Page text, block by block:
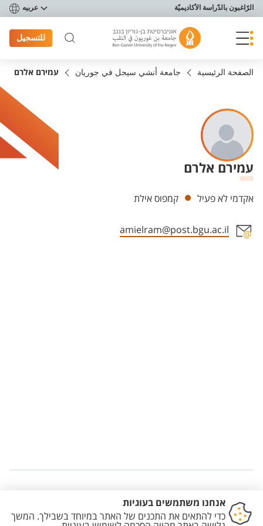
תפריט נגישות
الرّاغبون بالدّراسة الأكاديميّة عربيه
للتسجيل
الصفحة الرئيسية جامعة أنشي سيجل في جوريان עמירם אלרם
עמירם אלרם
Departments
אקדמי לא פעיל קמפוס אילת
amielram@post.bgu.ac.il